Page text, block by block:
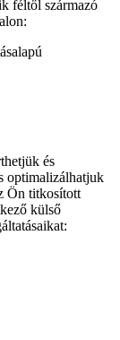
féltől származó
és
optimalizálhatjuk
Ön titkosított
külső